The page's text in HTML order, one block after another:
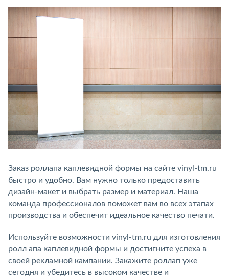
Заказ роллапа каплевидной формы на сайте vinyl-tm.ru
быстро и удобно. Вам нужно только предоставить
дизайн-макет и выбрать размер и материал. Наша
команда профессионалов поможет вам во всех этапах
производства и обеспечит идеальное качество печати.
Используйте возможности vinyl-tm.ru для изготовления
ролл апа каплевидной формы и достигните успеха в
своей рекламной кампании. Закажите роллап уже
сегодня и убедитесь в высоком качестве и